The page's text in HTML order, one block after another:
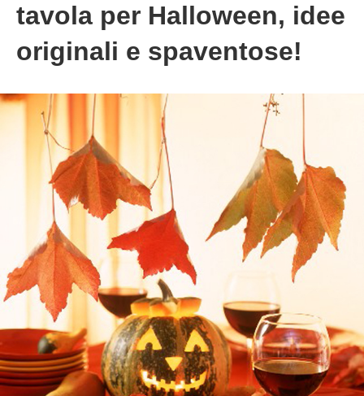
tavola per Halloween, idee
originali e spaventose!